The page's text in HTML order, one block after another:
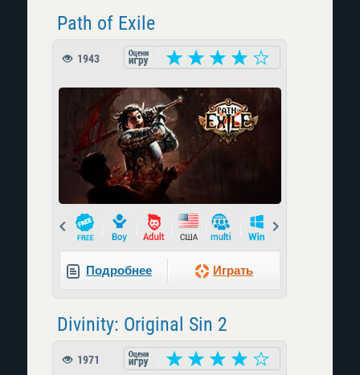
Path of Exile
1943
Prev
Подробнее Играть
Divinity: Original Sin 2
1971